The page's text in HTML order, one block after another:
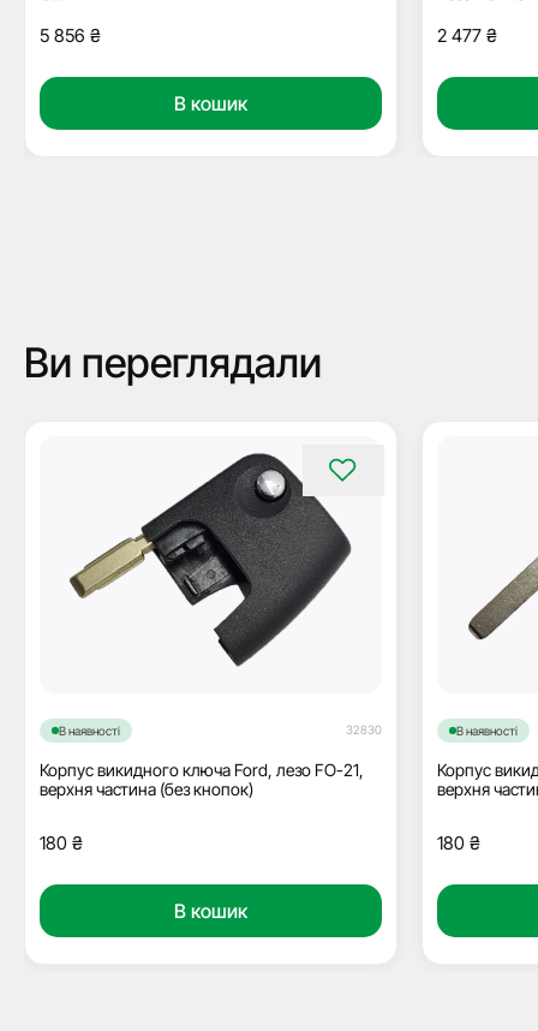
5 856 ₴
В кошик
2 477 ₴
Ви переглядали
В наявності 32830
Корпус викидного ключа Ford, лезо FO-21,
верхня частина (без кнопок)
180 ₴
В кошик
В наявності
Корпус
верхня
180 ₴